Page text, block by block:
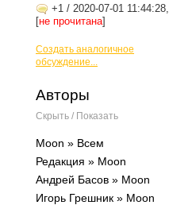
+1 / 2020-07-01 11:44:28,
[не прочитана]
Создать аналогичное
обсуждение...
Авторы
Скрыть / Показать
Moon » Всем
Редакция » Moon
Андрей Басов » Moon
Игорь Грешник » Moon